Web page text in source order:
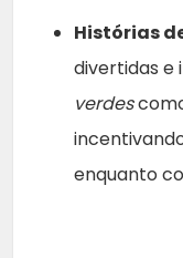
Histórias
divertidas e
verdes
enquanto